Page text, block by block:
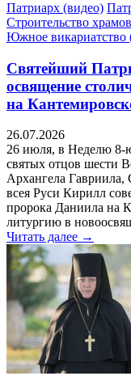
Патриарх (видео)
Строительство
Южное викариатство
Святейший
освящение
на
26.07.2026
26 июля, в Неделю 8-
святых отцов шести
Архангела
всея Руси Кирилл
пророка Даниила на
литургию в
Читать далее →